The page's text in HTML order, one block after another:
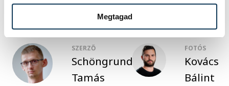
Megtagad
SZERZŐ
Schöngrundtner
Tamás
FOTÓS
Kovács
Bálint